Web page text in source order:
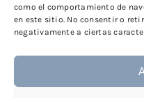
como el comportamiento de
en este sitio. No consentir o
negativamente a ciertas
cisne